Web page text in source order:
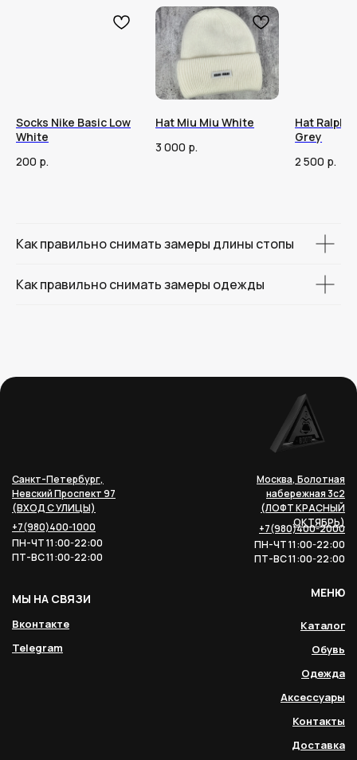
Socks Nike Basic Low
White
200 р.
Hat Miu Miu White
3 000 р.
Hat Ralph
Grey
2 500 р.
Как правильно снимать замеры длины стопы
Как правильно снимать замеры одежды
Санкт-Петербург,
Невский Проспект 97
(ВХОД С УЛИЦЫ)
+7(980)400-1000
ПН-ЧТ 11:00-22:00
ПТ-ВС 11:00-22:00
Москва, Болотная
набережная 3с2
(ЛОФТ КРАСНЫЙ
ОКТЯБРЬ)
+7(980)400-2000
ПН-ЧТ 11:00-22:00
ПТ-ВС 11:00-22:00
МЕНЮ
Каталог
Обувь
Одежда
Аксессуары
Контакты
Доставка
МЫ НА СВЯЗИ
Вконтакте
Telegram